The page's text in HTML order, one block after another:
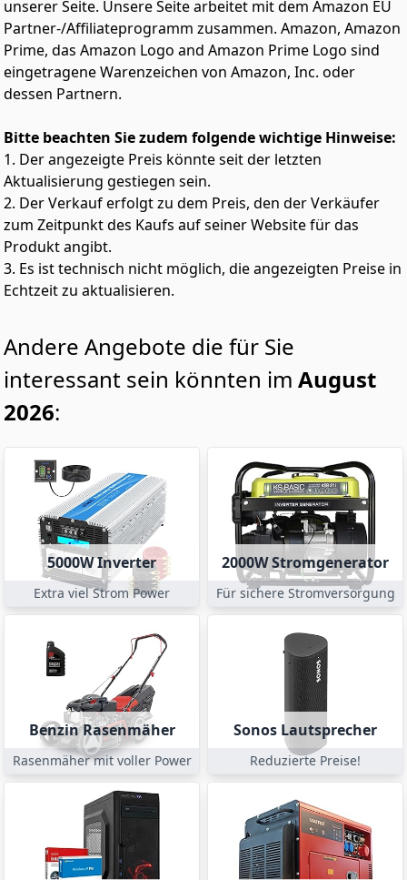
Stunden. Im Gegensatz zu anderen halboffenen
Projektoren verfügt der TCL C1 über eine interne
Belüftung und Wärmeableitung und ist daher nahezu
wartungsfrei.
【TCL C1-Parameter】Projektionsabstand: 1,15 Meter
bis 3,3 Meter (40-Zoll- bis 120-Zoll-
cm (Breite x Höhe x Tiefe), Gewicht: 1,77 kg, Länge des
Netzkabels: 2 Meter; Projektoranschlüsse: 3,5-mm-
Audioausgang x1, USB 2.0 x1, HDMI x1.
【Kundenservice und Garantie】TCL bietet einen
zweijährigen Kundendienst. Die Recyclingrichtlinien
für alle Produktverpackungen entsprechen den
europäischen Bestimmungen zur erweiterten
Herstellerverantwortung. Weitere
Produktinformationen finden Sie in der beiliegenden
Wir antworten Ihnen innerhalb von 24 Stunden :)
Umgebung deinen persönlichen Style. Wähle die Farbe,
die zu dir passt – klassisches, zeitloses Grau oder eine
retro-verspielte Kombination aus Blau und Gelb. Mit
den beiliegenden Stickern kannst du deinen Projektor
ganz einfach individuell gestalten.
unserer Seite. Unsere Seite arbeitet mit dem Amazon EU
Partner-/Affiliateprogramm zusammen. Amazon, Amazon
Prime, das Amazon Logo and Amazon Prime Logo sind
eingetragene Warenzeichen von Amazon, Inc. oder
dessen Partnern.
Bitte beachten Sie zudem folgende wichtige Hinweise:
1. Der angezeigte Preis könnte seit der letzten
Aktualisierung gestiegen sein.
2. Der Verkauf erfolgt zu dem Preis, den der Verkäufer
zum Zeitpunkt des Kaufs auf seiner Website für das
Produkt angibt.
3. Es ist technisch nicht möglich, die angezeigten Preise in
Echtzeit zu aktualisieren.
Andere Angebote die für Sie
interessant sein könnten im August
2026:
5000W Inverter
Extra viel Strom Power
2000W Stromgenerator
Für sichere Stromversorgung
Benzin Rasenmäher
Rasenmäher mit voller Power
Sonos Lautsprecher
Reduzierte Preise!